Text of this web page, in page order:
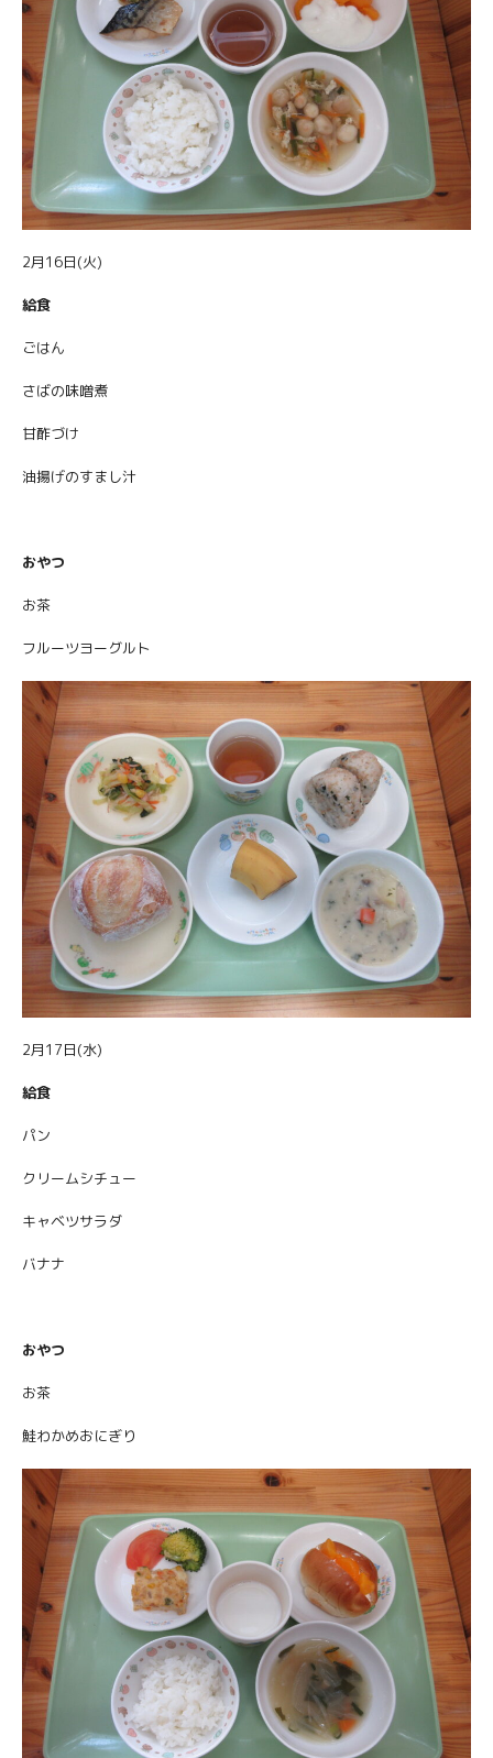
2月16日(火)
給食
ごはん
さばの味噌煮
甘酢づけ
油揚げのすまし汁
おやつ
お茶
フルーツヨーグルト
2月17日(水)
給食
パン
クリームシチュー
キャベツサラダ
バナナ
おやつ
お茶
鮭わかめおにぎり